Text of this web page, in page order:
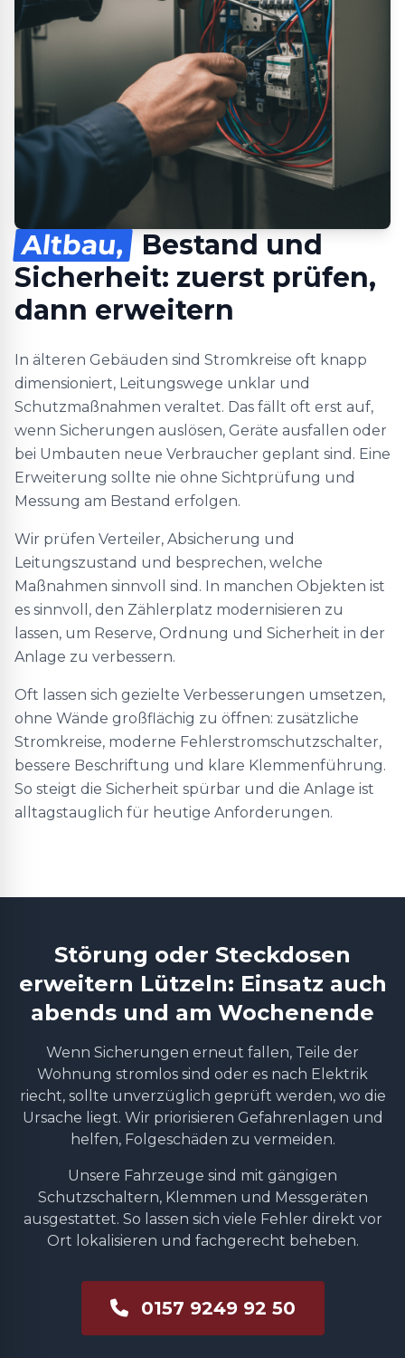
Altbau,
Bestand und
Sicherheit: zuerst prüfen,
dann erweitern
In älteren Gebäuden sind Stromkreise oft knapp
dimensioniert, Leitungswege unklar und
Schutzmaßnahmen veraltet. Das fällt oft erst auf,
wenn Sicherungen auslösen, Geräte ausfallen oder
bei Umbauten neue Verbraucher geplant sind. Eine
Erweiterung sollte nie ohne Sichtprüfung und
Messung am Bestand erfolgen.
Wir prüfen Verteiler, Absicherung und
Leitungszustand und besprechen, welche
Maßnahmen sinnvoll sind. In manchen Objekten ist
es sinnvoll, den Zählerplatz modernisieren zu
lassen, um Reserve, Ordnung und Sicherheit in der
Anlage zu verbessern.
Oft lassen sich gezielte Verbesserungen umsetzen,
ohne Wände großflächig zu öffnen: zusätzliche
Stromkreise, moderne Fehlerstromschutzschalter,
bessere Beschriftung und klare Klemmenführung.
So steigt die Sicherheit spürbar und die Anlage ist
alltagstauglich für heutige Anforderungen.
Störung oder Steckdosen
erweitern Lützeln: Einsatz auch
abends und am Wochenende
Wenn Sicherungen erneut fallen, Teile der
Wohnung stromlos sind oder es nach Elektrik
riecht, sollte unverzüglich geprüft werden, wo die
Ursache liegt. Wir priorisieren Gefahrenlagen und
helfen, Folgeschäden zu vermeiden.
Unsere Fahrzeuge sind mit gängigen
Schutzschaltern, Klemmen und Messgeräten
ausgestattet. So lassen sich viele Fehler direkt vor
Ort lokalisieren und fachgerecht beheben.
0157 9249 92 50